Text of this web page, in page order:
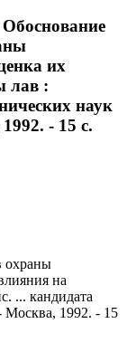
их
лав :
наук
- 15 с.
охраны
на
... кандидата
Москва, 1992. - 15